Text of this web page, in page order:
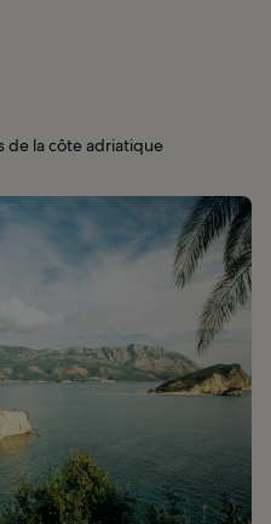
de la côte adriatique